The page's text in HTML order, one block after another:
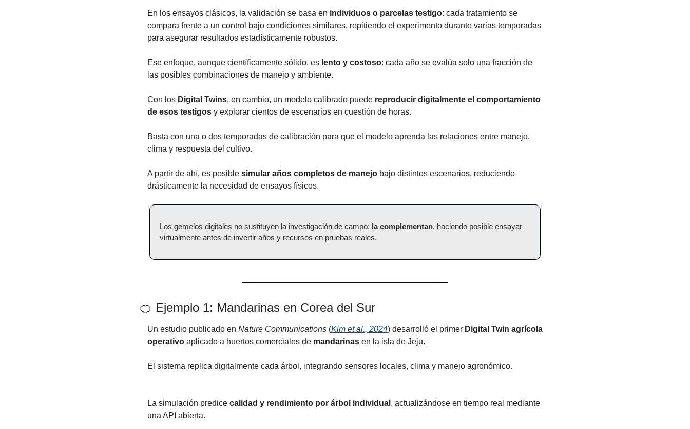
En los ensayos clásicos, la validación se basa en individuos o parcelas testigo: cada tratamiento se
compara frente a un control bajo condiciones similares, repitiendo el experimento durante varias temporadas
para asegurar resultados estadísticamente robustos.
Ese enfoque, aunque científicamente sólido, es lento y costoso: cada año se evalúa solo una fracción de
las posibles combinaciones de manejo y ambiente.
Con los Digital Twins, en cambio, un modelo calibrado puede reproducir digitalmente el comportamiento
de esos testigos y explorar cientos de escenarios en cuestión de horas.
Basta con una o dos temporadas de calibración para que el modelo aprenda las relaciones entre manejo,
clima y respuesta del cultivo.
A partir de ahí, es posible simular años completos de manejo bajo distintos escenarios, reduciendo
drásticamente la necesidad de ensayos físicos.
Los gemelos digitales no sustituyen la investigación de campo: la complementan, haciendo posible ensayar
virtualmente antes de invertir años y recursos en pruebas reales.
🍊 Ejemplo 1: Mandarinas en Corea del Sur
Un estudio publicado en Nature Communications (Kim et al., 2024) desarrolló el primer Digital Twin agrícola
operativo aplicado a huertos comerciales de mandarinas en la isla de Jeju.
El sistema replica digitalmente cada árbol, integrando sensores locales, clima y manejo agronómico.
La simulación predice calidad y rendimiento por árbol individual , actualizándose en tiempo real mediante
una API abierta.